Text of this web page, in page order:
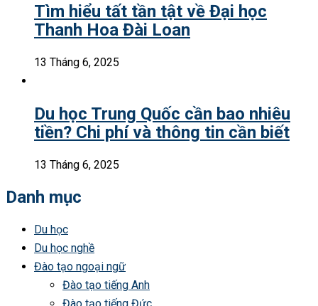
Tìm hiểu tất tần tật về Đại học
Thanh Hoa Đài Loan
13 Tháng 6, 2025
Du học Trung Quốc cần bao nhiêu
tiền? Chi phí và thông tin cần biết
13 Tháng 6, 2025
Danh mục
Du học
Du học nghề
Đào tạo ngoại ngữ
Đào tạo tiếng Anh